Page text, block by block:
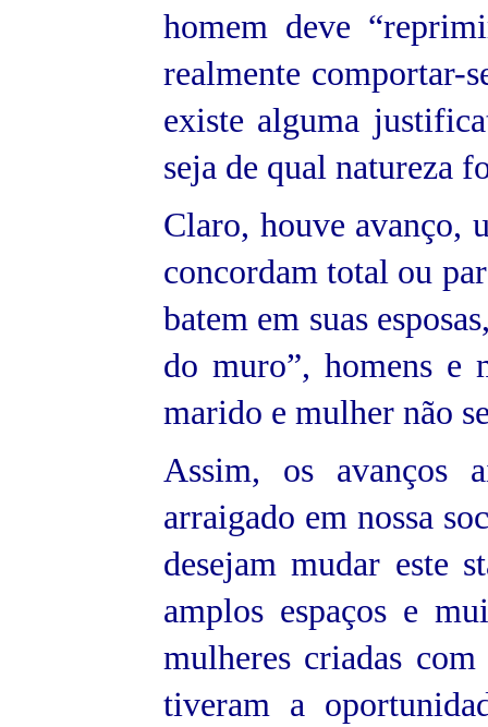
homem deve
realmente comportar-
existe alguma
seja de qual natureza
Claro, houve avanço,
concordam total ou
batem em suas
do muro”, homens e
marido e mulher não
Assim, os avanços
arraigado em nossa
desejam mudar este
amplos espaços e
mulheres criadas
tiveram a